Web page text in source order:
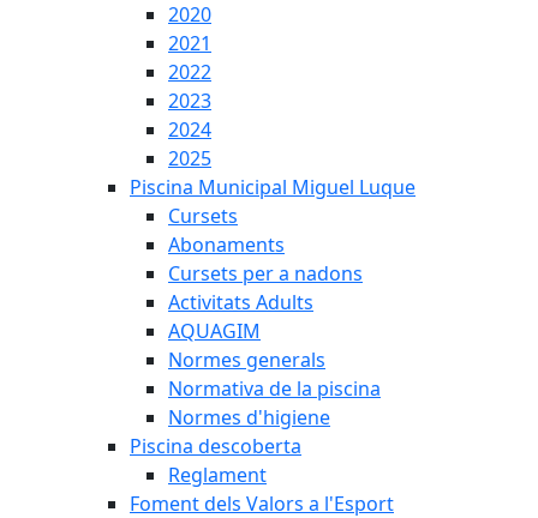
2020
2021
2022
2023
2024
2025
Piscina Municipal Miguel Luque
Cursets
Abonaments
Cursets per a nadons
Activitats Adults
AQUAGIM
Normes generals
Normativa de la piscina
Normes d'higiene
Piscina descoberta
Reglament
Foment dels Valors a l'Esport